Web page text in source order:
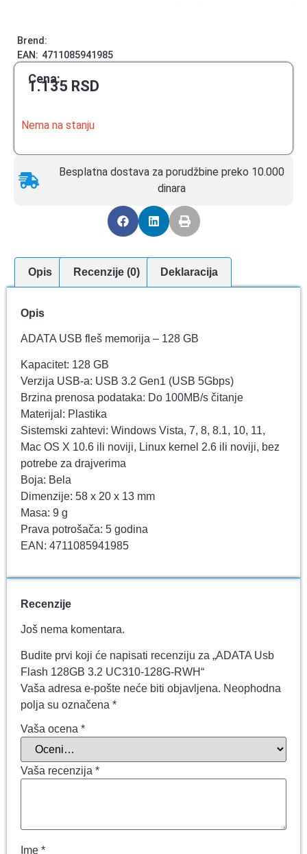
Brend:
EAN: 4711085941985
Cena:
1.135 RSD
Nema na stanju
Besplatna dostava za porudžbine preko 10.000
dinara
Opis Recenzije (0) Deklaracija
Opis
ADATA USB fleš memorija – 128 GB
Kapacitet: 128 GB
Verzija USB-a: USB 3.2 Gen1 (USB 5Gbps)
Brzina prenosa podataka: Do 100MB/s čitanje
Materijal: Plastika
Sistemski zahtevi: Windows Vista, 7, 8, 8.1, 10, 11,
Mac OS X 10.6 ili noviji, Linux kernel 2.6 ili noviji, bez
potrebe za drajverima
Boja: Bela
Dimenzije: 58 x 20 x 13 mm
Masa: 9 g
Prava potrošača: 5 godina
EAN: 4711085941985
Recenzije
Još nema komentara.
Budite prvi koji će napisati recenziju za „ADATA Usb
Flash 128GB 3.2 UC310-128G-RWH“
Vaša adresa e-pošte neće biti objavljena. Neophodna
polja su označena *
Vaša ocena *
Vaša recenzija *
Ime *